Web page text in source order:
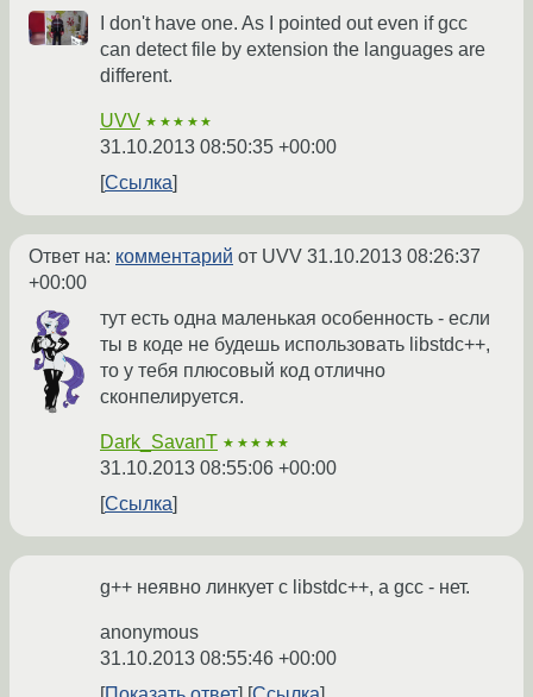
I don't have one. As I pointed out even if gcc
can detect file by extension the languages are
different.
UVV ★★★★★
31.10.2013 08:50:35 +00:00
Ссылка
Ответ на: комментарий от UVV 31.10.2013 08:26:37
+00:00
тут есть одна маленькая особенность - если
ты в коде не будешь использовать libstdc++,
то у тебя плюсовый код отлично
сконпелируется.
Dark_SavanT ★★★★★
31.10.2013 08:55:06 +00:00
Ссылка
g++ неявно линкует с libstdc++, а gcc - нет.
anonymous
31.10.2013 08:55:46 +00:00